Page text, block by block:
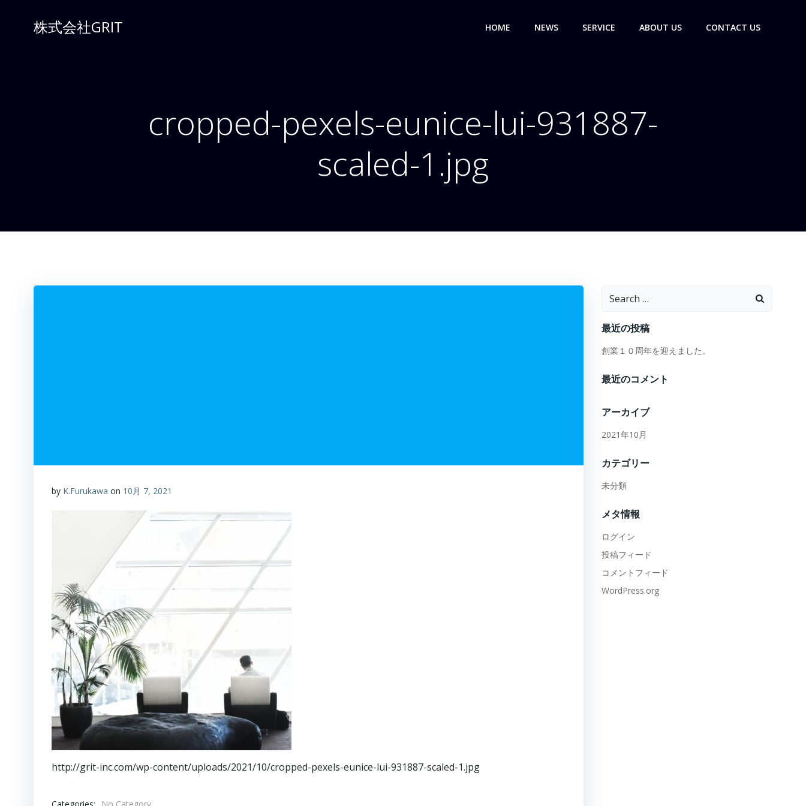
株式会社GRIT HOME NEWS SERVICE ABOUT US CONTACT US
cropped-pexels-eunice-lui-931887-
scaled-1.jpg
by K.Furukawa on 10月 7, 2021
http://grit-inc.com/wp-content/uploads/2021/10/cropped-pexels-eunice-lui-931887-scaled-1.jpg
Categories:
Search
最近の投稿
創業１０周年を迎えました。
最近のコメント
アーカイブ
2021年10月
カテゴリー
未分類
メタ情報
ログイン
投稿フィード
コメントフィード
WordPress.org